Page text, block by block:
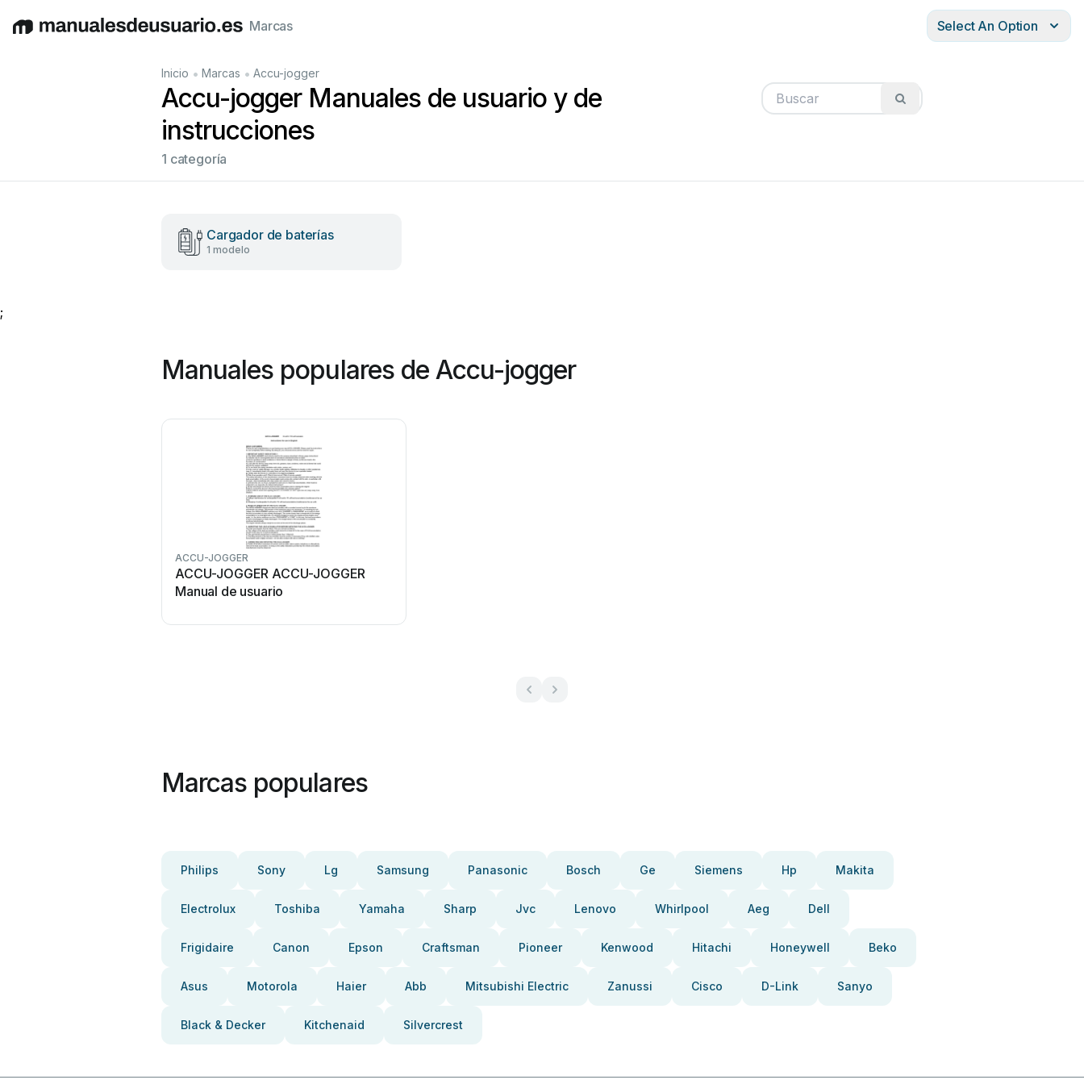
EnglishDeutschEspañolItaliano Français
Marcas Select An Option
Inicio • Marcas • Accu-jogger
Accu-jogger Manuales de usuario y de
instrucciones
1 categoría
Cargador de baterías
1 modelo
;
Manuales populares de Accu-jogger
ACCU-JOGGER
ACCU-JOGGER ACCU-JOGGER
Manual de usuario
Marcas populares
Philips Sony Lg Samsung Panasonic Bosch Ge Siemens Hp Makita
Electrolux Toshiba Yamaha Sharp Jvc Lenovo Whirlpool Aeg Dell
Frigidaire Canon Epson Craftsman Pioneer Kenwood Hitachi Honeywell Beko
Asus Motorola Haier Abb Mitsubishi Electric Zanussi Cisco D-Link Sanyo
Black & Decker Kitchenaid Silvercrest